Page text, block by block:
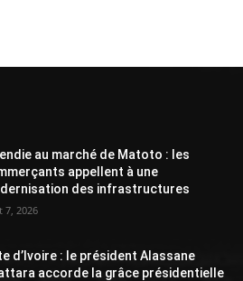
au marché de Matoto : les
appellent à une
des infrastructures
7, 2026
d’Ivoire : le président Alassane
accorde la grâce présidentielle